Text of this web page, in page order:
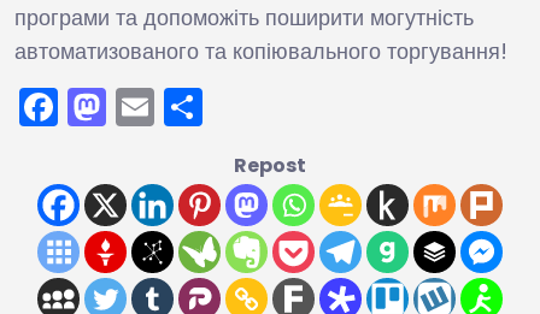
програми та допоможіть поширити могутність
автоматизованого та копіювального торгування!
Facebook
Mastodon
Email
Repost